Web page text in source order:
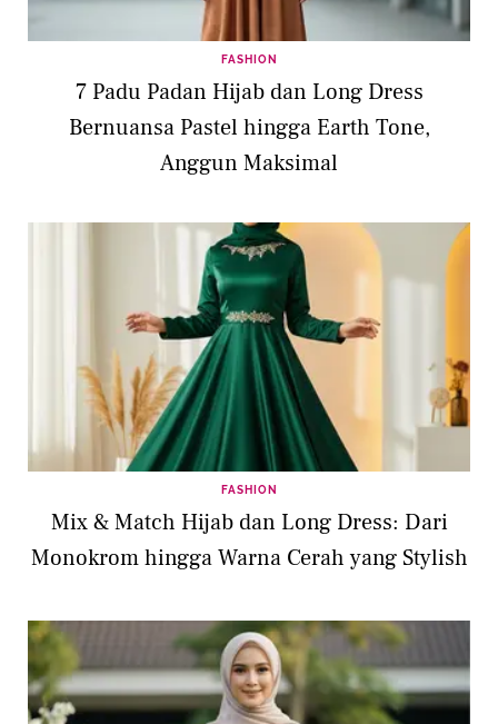
FASHION
7 Padu Padan Hijab dan Long Dress
Bernuansa Pastel hingga Earth Tone,
Anggun Maksimal
FASHION
Mix & Match Hijab dan Long Dress: Dari
Monokrom hingga Warna Cerah yang Stylish